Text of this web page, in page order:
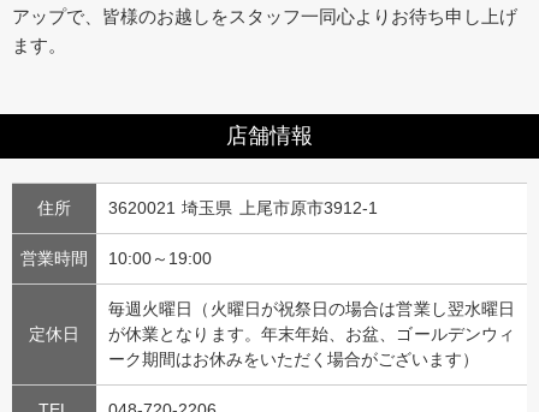
アップで、皆様のお越しをスタッフ一同心よりお待ち申し上げ
ます。
店舗情報
住所 3620021 埼玉県 上尾市原市3912-1
営業時間 10:00～19:00
定休日
毎週火曜日（火曜日が祝祭日の場合は営業し翌水曜日
が休業となります。年末年始、お盆、ゴールデンウィ
ーク期間はお休みをいただく場合がございます）